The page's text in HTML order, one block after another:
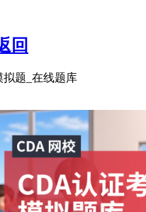
回
拟题_在线题库